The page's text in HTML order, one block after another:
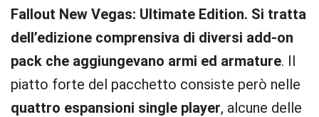
Fallout New Vegas: Ultimate Edition. Si tratta
dell’edizione comprensiva di diversi add-on
pack che aggiungevano armi ed armature. Il
piatto forte del pacchetto consiste però nelle
quattro espansioni single player, alcune delle